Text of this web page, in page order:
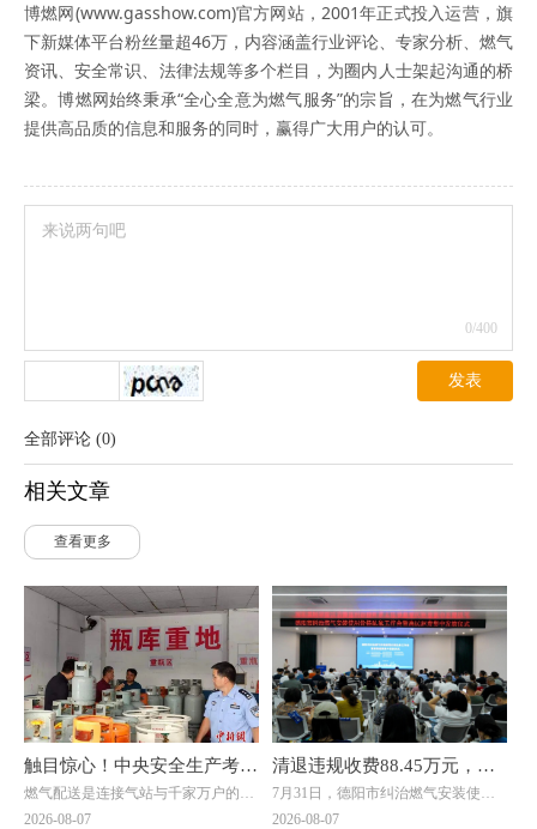
0/400
发表
全部评论 (0)
相关文章
查看更多
博燃网(www.gasshow.com)官方网站，2001年正式投入运营，旗
下新媒体平台粉丝量超46万，内容涵盖行业评论、专家分析、燃气
资讯、安全常识、法律法规等多个栏目，为圈内人士架起沟通的桥
梁。博燃网始终秉承“全心全意为燃气服务”的宗旨，在为燃气行业
提供高品质的信息和服务的同时，赢得广大用户的认可。
触目惊心！中央安全生产考核
巡查组暗访云南：液化气瓶装
燃气配送是连接气站与千家万户的关
键环节，但在此次明查暗访中，却成
2026-08-07
清退违规收费88.45万元，惠
及群众4000余户！德阳市举
7月31日，德阳市纠治燃气安装使用
价格乱象工作会暨惠民退费集中发放
2026-08-07